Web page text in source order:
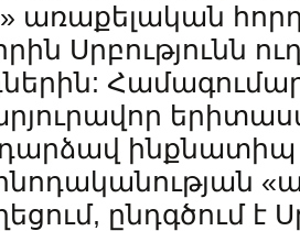
» առաքելական
Սրբությունն
ինքնատիպ
ընդգծում է